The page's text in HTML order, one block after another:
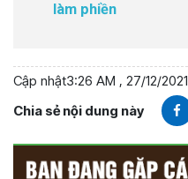
làm phiền
Cập nhật3:26 AM , 27/12/2021
Chia sẻ nội dung này